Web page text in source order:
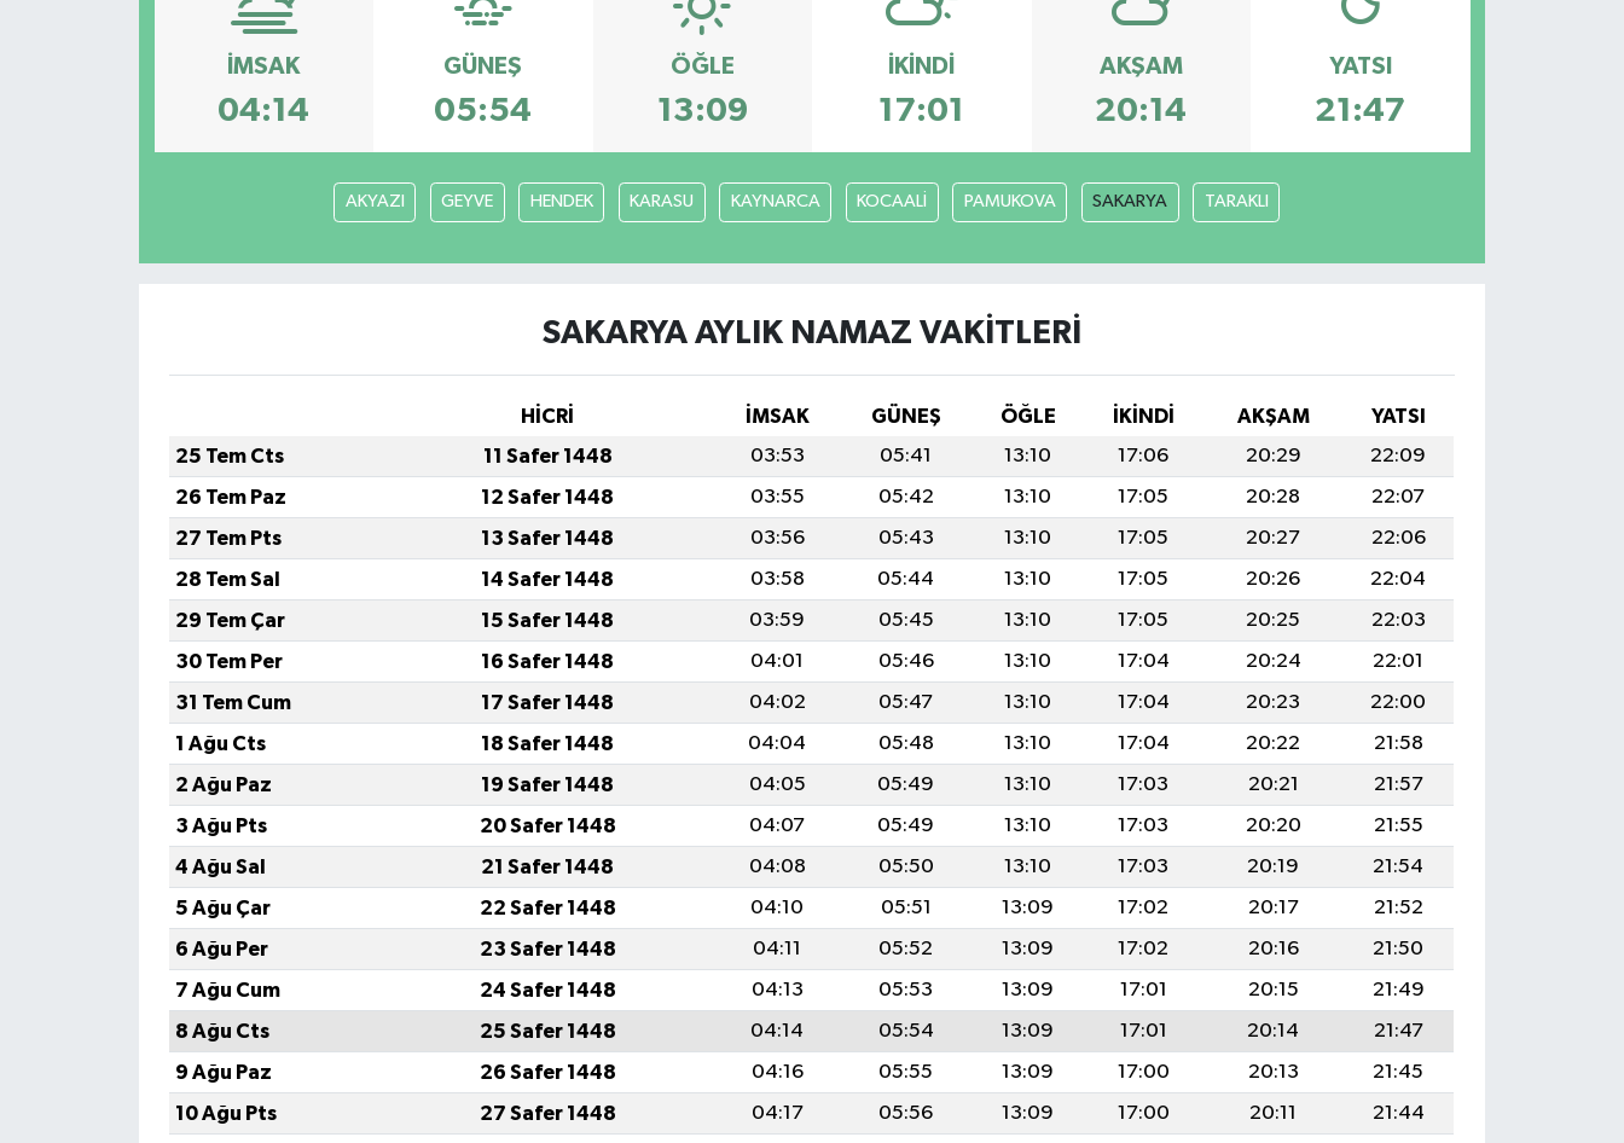
İMSAK
04:14
GÜNEŞ
05:54
ÖĞLE
13:09
İKINDI
17:01
AKŞAM
20:14
YATSI
21:47
AKYAZI GEYVE HENDEK KARASU KAYNARCA KOCAALİ PAMUKOVA SAKARYA TARAKLI
SAKARYA AYLIK NAMAZ VAKITLERI
HİCRİ İMSAK GÜNEŞ ÖĞLE İKINDI AKŞAM
YATSI
25 Tem Cts
11 Safer 1448 03:53 05:41 13:10 17:06 20:29
22:09
26 Tem Paz
12 Safer 1448 03:55 05:42 13:10 17:05 20:28
22:07
27 Tem Pts
13 Safer 1448 03:56 05:43 13:10 17:05 20:27
22:06
28 Tem Sal
14 Safer 1448 03:58 05:44 13:10 17:05 20:26
22:04
29 Tem Çar
15 Safer 1448 03:59 05:45 13:10 17:05 20:25
22:03
30 Tem Per
16 Safer 1448 04:01 05:46 13:10 17:04 20:24
22:01
31 Tem Cum
17 Safer 1448 04:02 05:47 13:10 17:04 20:23
22:00
1 Ağu Cts
18 Safer 1448 04:04 05:48 13:10 17:04 20:22
21:58
2 Ağu Paz
19 Safer 1448 04:05 05:49 13:10 17:03 20:21
21:57
3 Ağu Pts
20 Safer 1448 04:07 05:49 13:10 17:03 20:20
21:55
4 Ağu Sal
21 Safer 1448 04:08 05:50 13:10 17:03 20:19
21:54
5 Ağu Çar
22 Safer 1448 04:10 05:51 13:09 17:02 20:17
21:52
6 Ağu Per
23 Safer 1448 04:11 05:52 13:09 17:02 20:16
21:50
7 Ağu Cum
24 Safer 1448 04:13 05:53 13:09 17:01 20:15
21:49
8 Ağu Cts
25 Safer 1448 04:14 05:54 13:09 17:01 20:14
21:47
9 Ağu Paz
26 Safer 1448 04:16 05:55 13:09 17:00 20:13
21:45
10 Ağu Pts
27 Safer 1448 04:17 05:56 13:09 17:00 20:11
21:44